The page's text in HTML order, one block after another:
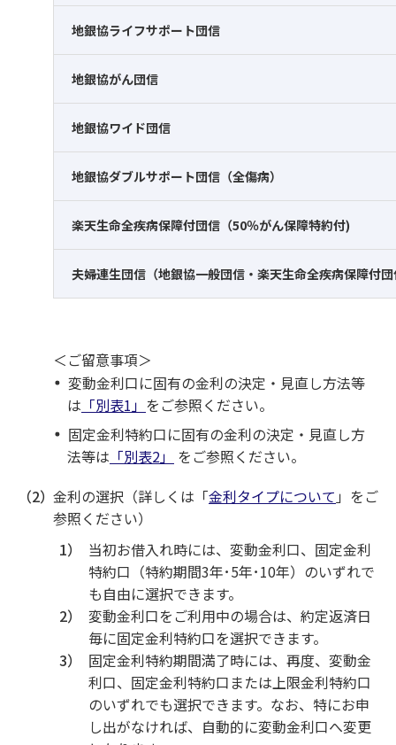
地銀協ライフサポート団信
地銀協がん団信
地銀協ワイド団信
地銀協ダブルサポート団信（全傷病）
楽天生命全疾病保障付団信（50％がん保障特約付)
夫婦連生団信（地銀協一般団信・楽天生命全疾病保障付
＜ご留意事項＞
変動金利口に固有の金利の決定・見直し方法等
は 「別表1」 をご参照ください。
固定金利特約口に固有の金利の決定・見直し方
法等は 「別表2」
をご参照ください。
（2）金利の選択（詳しくは「金利タイプについて 」をご
参照ください）
1）
当初お借入れ時には、変動金利口、固定金利
特約口（特約期間3年･5年･10年）のいずれで
も自由に選択できます。
2）
変動金利口をご利用中の場合は、約定返済日
毎に固定金利特約口を選択できます。
3）
固定金利特約期間満了時には、再度、変動金
利口、固定金利特約口または上限金利特約口
のいずれでも選択できます。なお、特にお申
し出がなければ、自動的に変動金利口へ変更